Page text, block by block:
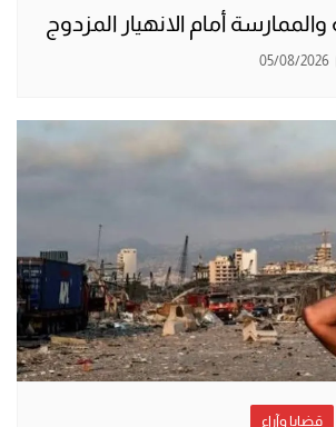
أمام الانهيار المزدوج
05/08/2026
قضايا وآراء